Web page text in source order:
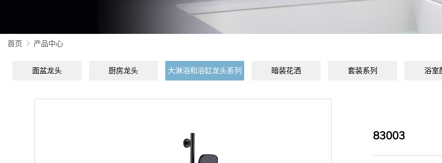
首页 产品中心
面盆龙头 厨房龙头 大淋浴和浴缸龙头系列 暗装花洒 套装系列 浴室
83003